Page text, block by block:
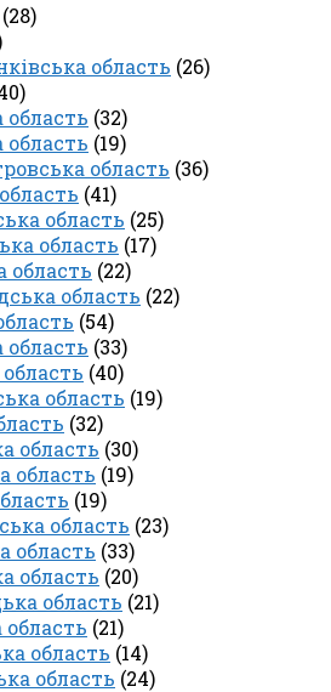
(28)
область (26)
(32)
(19)
область (36)
(41)
область (25)
область (17)
область (22)
область (22)
(54)
область (33)
(40)
область (19)
(32)
область (30)
область (19)
(19)
область (23)
область (33)
область (20)
область (21)
(21)
область (14)
область (24)